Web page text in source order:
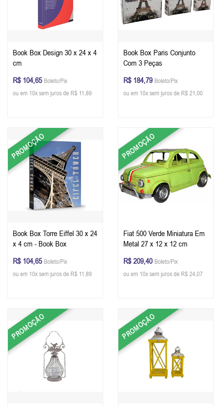
Book Box Design 30 x 24 x 4
cm
R$ 104,65 Boleto/Pix
ou em 10x sem juros de R$ 11,89
Book Box Paris Conjunto
Com 3 Peças
R$ 184,79 Boleto/Pix
ou em 10x sem juros de R$ 21,00
PROMOÇÃO
Book Box Torre Eiffel 30 x 24
x 4 cm - Book Box
R$ 104,65 Boleto/Pix
ou em 10x sem juros de R$ 11,89
PROMOÇÃO
Fiat 500 Verde Miniatura Em
Metal 27 x 12 x 12 cm
R$ 209,40 Boleto/Pix
ou em 10x sem juros de R$ 24,07
PROMOÇÃO PROMOÇÃO